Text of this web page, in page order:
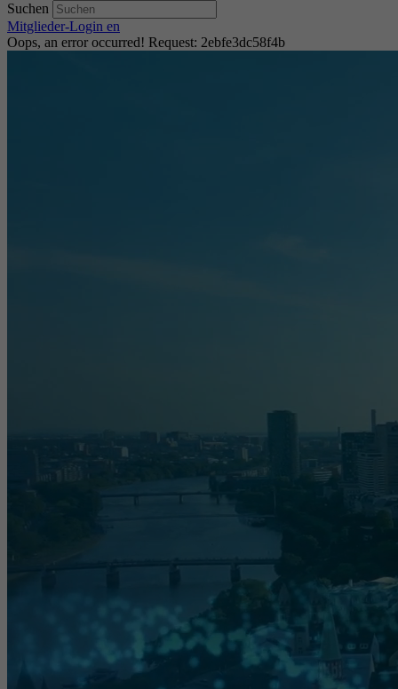
Suchen
Mitglieder-Login en
Oops, an error occurred! Request: 2ebfe3dc58f4b